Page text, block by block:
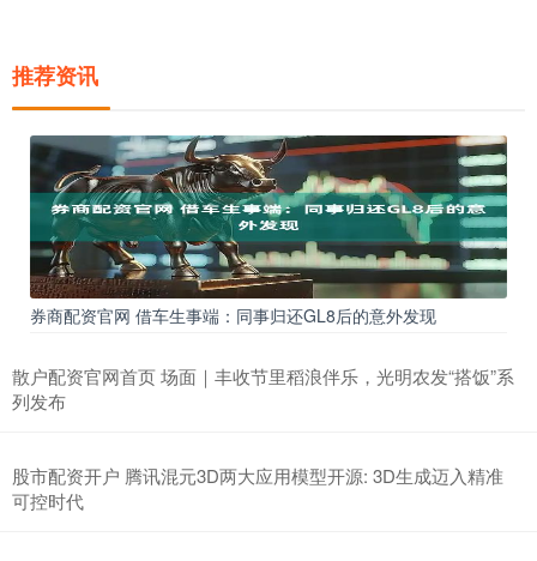
推荐资讯
券商配资官网 借车生事端：同事归还GL8后的意外发现
散户配资官网首页 场面｜丰收节里稻浪伴乐，光明农发“搭饭”系
列发布
股市配资开户 腾讯混元3D两大应用模型开源: 3D生成迈入精准
可控时代